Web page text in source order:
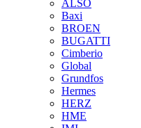
ALSO
Baxi
BROEN
BUGATTI
Cimberio
Global
Grundfos
Hermes
HERZ
HME